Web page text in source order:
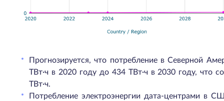
Прогнозируется, что потребление в Северной
ТВт·ч в 2020 году до 434 ТВт·ч в 2030 году, что
ТВт·ч.
Потребление электроэнергии дата-центрами в